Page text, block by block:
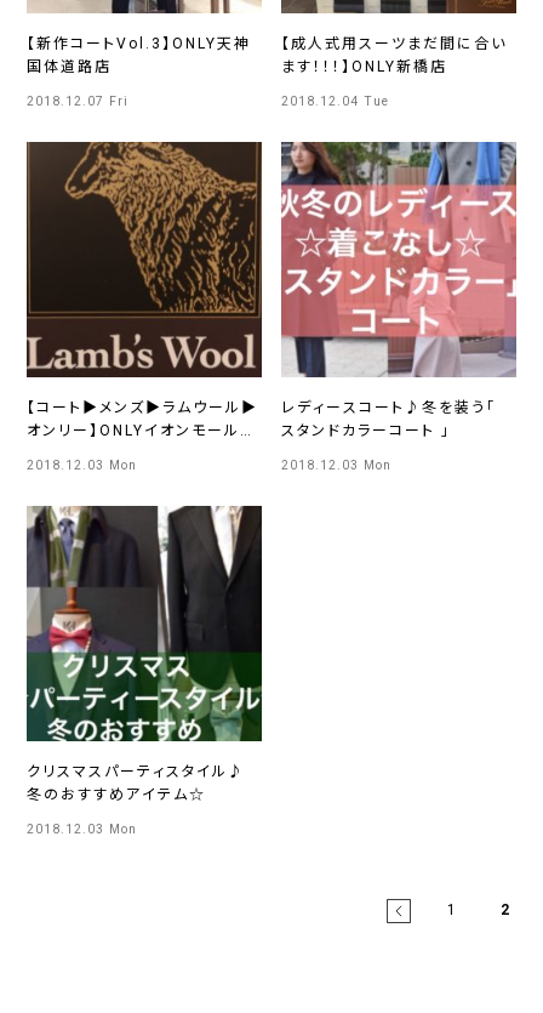
【新作コートVol.3】ONLY天神
国体道路店
2018.12.07 Fri
【成人式用スーツまだ間に合い
ます！！！】ONLY新橋店
2018.12.04 Tue
【コート▶メンズ▶ラムウール▶
オンリー】ONLYイオンモール
2018.12.03 Mon
レディースコート♪冬を装う「
スタンドカラーコート 」
2018.12.03 Mon
クリスマスパーティスタイル♪
冬のおすすめアイテム☆
2018.12.03 Mon
1 2